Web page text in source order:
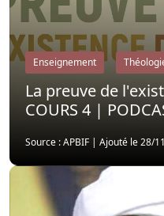
Enseignement
La preuve de
COURS 4 |
Source : APBIF | Ajouté le 28/